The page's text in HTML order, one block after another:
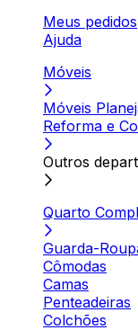
Meus pedidos
Ajuda
Móveis
Móveis
Reforma e
Outros
Quarto
Guarda-
Cômodas
Camas
Penteadeiras
Colchões